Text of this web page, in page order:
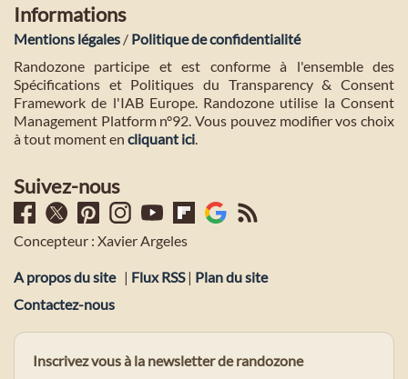
Informations
Mentions légales / Politique de confidentialité
Randozone participe et est conforme à l'ensemble des
Spécifications et Politiques du Transparency & Consent
Framework de l'IAB Europe. Randozone utilise la Consent
Management Platform n°92. Vous pouvez modifier vos choix
à tout moment en cliquant ici.
Suivez-nous
Concepteur : Xavier Argeles
A propos du site | Flux RSS| Plan du site
Contactez-nous
Inscrivez vous à la newsletter de randozone